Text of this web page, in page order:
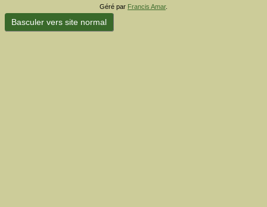
Géré par Francis Amar.
Basculer vers site normal